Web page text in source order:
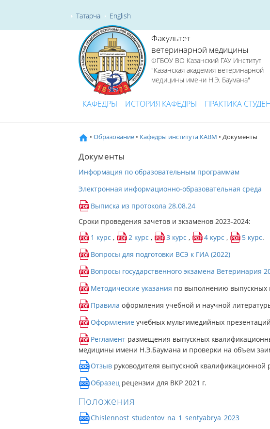
Татарча English
Факультет
ветеринарной медицины
ФГБОУ ВО Казанский ГАУ Институт
"Казанская академия ветеринарной
медицины имени Н.Э. Баумана"
КАФЕДРЫ ИСТОРИЯ КАФЕДРЫ ПРАКТИКА
• Образование • Кафедры института КАВМ • Документы
Документы
Информация по образовательным программам
Электронная информационно-образовательная среда
Выписка из протокола 28.08.24
Сроки проведения зачетов и экзаменов 2023-2024:
1 курс , 2 курс , 3 курс , 4 курс , 5 курс.
Вопросы для подготовки ВСЭ к ГИА (2022)
Вопросы государственного экзамена Ветеринария
Методические указания по выполнению выпускных
Правила оформления учебной и научной
Оформление учебных мультимедийных презентаций
Регламент размещения выпускных
медицины имени Н.Э.Баумана и проверки на объем
Отзыв руководителя выпускной квалификационной
Образец рецензии для ВКР 2021 г.
Положения
Chislennost_studentov_na_1_sentyabrya_2023